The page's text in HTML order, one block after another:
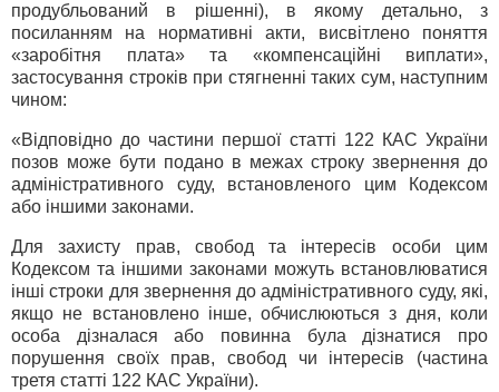
продубльований в рішенні), в якому детально, з
посиланням на нормативні акти, висвітлено поняття
«заробітня плата» та «компенсаційні виплати»,
застосування строків при стягненні таких сум, наступним
чином:
«Відповідно до частини першої статті 122 КАС України
позов може бути подано в межах строку звернення до
адміністративного суду, встановленого цим Кодексом
або іншими законами.
Для захисту прав, свобод та інтересів особи цим
Кодексом та іншими законами можуть встановлюватися
інші строки для звернення до адміністративного суду, які,
якщо не встановлено інше, обчислюються з дня, коли
особа дізналася або повинна була дізнатися про
порушення своїх прав, свобод чи інтересів (частина
третя статті 122 КАС України).